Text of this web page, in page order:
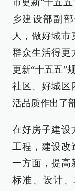
市更新“十五
乡建设部副
人，做好城
群众生活得更
更新“十五五”
社区、好城区
活品质作出了
在好房子建设
工程，建设改
一方面，提高
标准、设计